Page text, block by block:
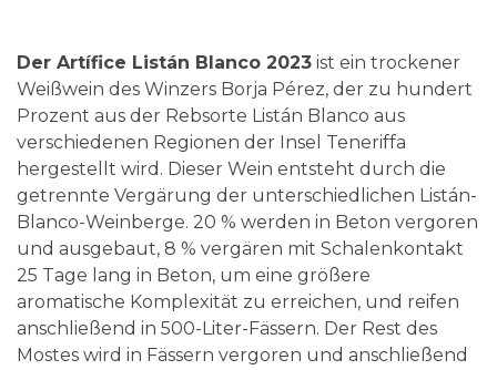
Der Artífice Listán Blanco 2023 ist ein trockener
Weißwein des Winzers Borja Pérez, der zu hundert
Prozent aus der Rebsorte Listán Blanco aus
verschiedenen Regionen der Insel Teneriffa
hergestellt wird. Dieser Wein entsteht durch die
getrennte Vergärung der unterschiedlichen Listán-
Blanco-Weinberge. 20 % werden in Beton vergoren
und ausgebaut, 8 % vergären mit Schalenkontakt
25 Tage lang in Beton, um eine größere
aromatische Komplexität zu erreichen, und reifen
anschließend in 500-Liter-Fässern. Der Rest des
Mostes wird in Fässern vergoren und anschließend